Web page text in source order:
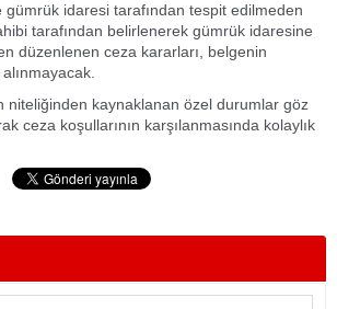
idaresi tarafından tespit edilmeden
tarafından belirlenerek gümrük idaresine
düzenlenen ceza kararları, belgenin
niteliğinden kaynaklanan özel durumlar göz
ceza koşullarının karşılanmasında kolaylık